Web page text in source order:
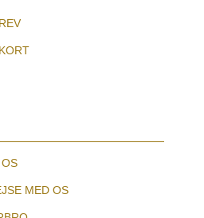
MED OS